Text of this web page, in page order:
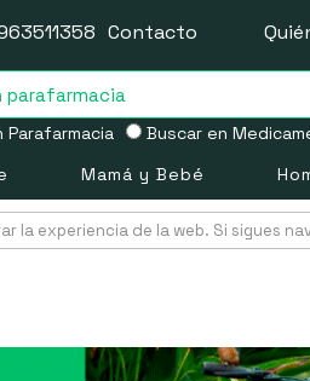
Buscar en
Contacto
Mamá y Bebé
la experiencia de la web. Si sigues